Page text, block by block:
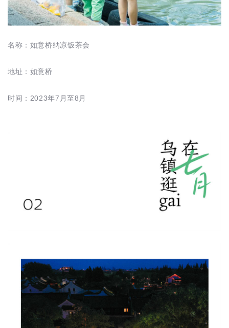
名称：如意桥纳凉饭茶会
地址：如意桥
时间：2023年7月至8月